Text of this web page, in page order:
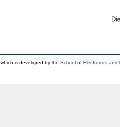
which is developed by theSchool of Electronics and